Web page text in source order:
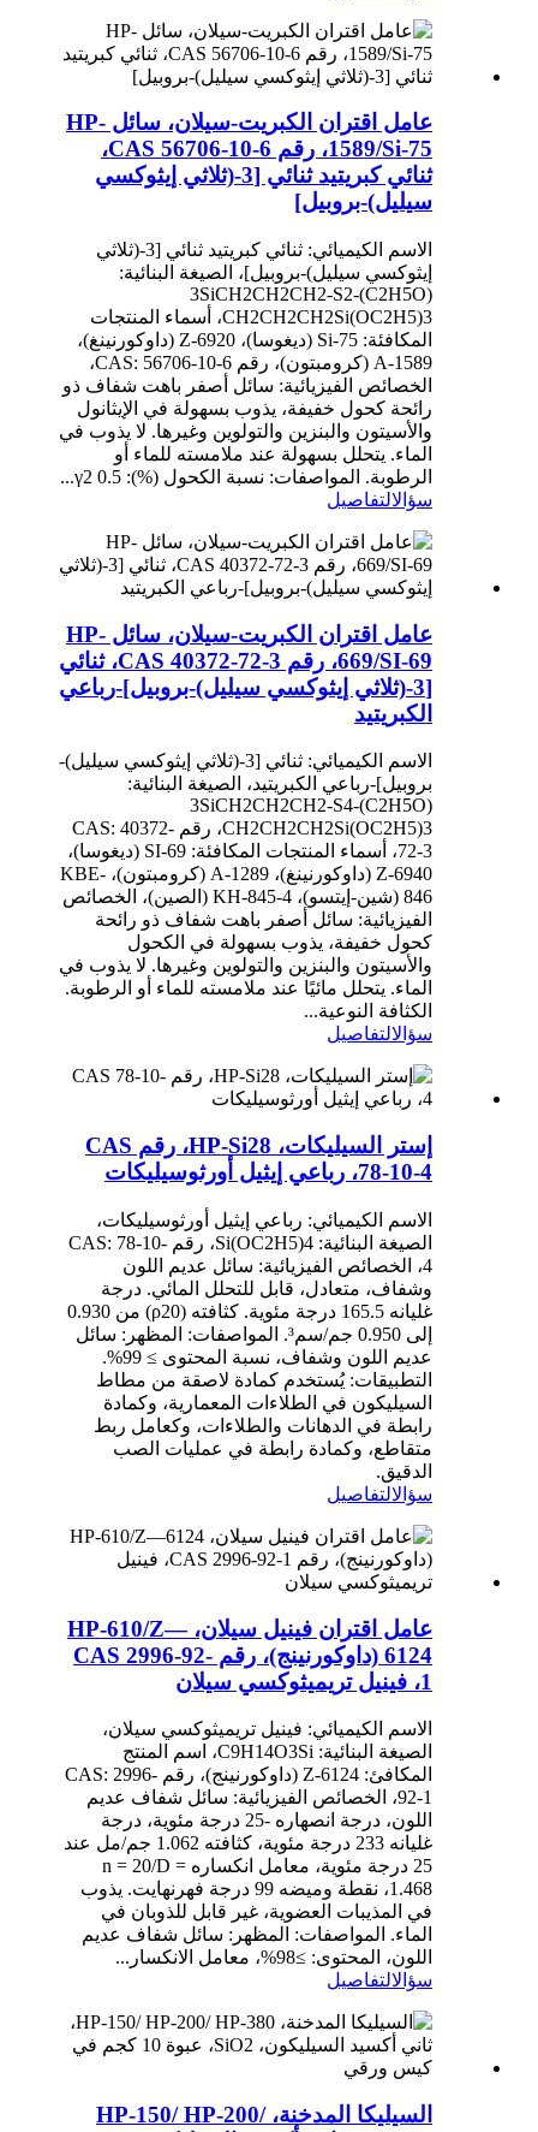
عامل اقتران الكبريت-سيلان، سائل HP-
1589/Si-75، رقم CAS 56706-10-6،
ثنائي كبريتيد ثنائي [3-(ثلاثي إيثوكسي
سيليل)-بروبيل]
الاسم الكيميائي: ثنائي كبريتيد ثنائي [3-(ثلاثي
إيثوكسي سيليل)-بروبيل]، الصيغة البنائية:
(C2H5O)3SiCH2CH2CH2-S2-
CH2CH2CH2Si(OC2H5)3، أسماء المنتجات
المكافئة: Si-75 (ديغوسا)، Z-6920 (داوكورنينغ)،
A-1589 (كرومبتون)، رقم CAS: 56706-10-6،
الخصائص الفيزيائية: سائل أصفر باهت شفاف ذو
رائحة كحول خفيفة، يذوب بسهولة في الإيثانول
والأسيتون والبنزين والتولوين وغيرها. لا يذوب في
الماء. يتحلل بسهولة عند ملامسته للماء أو
الرطوبة. المواصفات: نسبة الكحول (%): 0.5 γ2...
سؤالالتفاصيل
عامل اقتران الكبريت-سيلان، سائل HP-
669/SI-69، رقم CAS 40372-72-3، ثنائي
[3-(ثلاثي إيثوكسي سيليل)-بروبيل]-رباعي
الكبريتيد
الاسم الكيميائي: ثنائي [3-(ثلاثي إيثوكسي سيليل)-
بروبيل]-رباعي الكبريتيد، الصيغة البنائية:
(C2H5O)3SiCH2CH2CH2-S4-
CH2CH2CH2Si(OC2H5)3، رقم CAS: 40372-
72-3، أسماء المنتجات المكافئة: SI-69 (ديغوسا)،
Z-6940 (داوكورنينغ)، A-1289 (كرومبتون)، KBE-
846 (شين-إيتسو)، KH-845-4 (الصين)، الخصائص
الفيزيائية: سائل أصفر باهت شفاف ذو رائحة
كحول خفيفة، يذوب بسهولة في الكحول
والأسيتون والبنزين والتولوين وغيرها. لا يذوب في
الماء. يتحلل مائيًا عند ملامسته للماء أو الرطوبة.
الكثافة النوعية...
سؤالالتفاصيل
إستر السيليكات، HP-Si28، رقم CAS
78-10-4، رباعي إيثيل أورثوسيليكات
الاسم الكيميائي: رباعي إيثيل أورثوسيليكات،
الصيغة البنائية: Si(OC2H5)4، رقم CAS: 78-10-
4، الخصائص الفيزيائية: سائل عديم اللون
وشفاف، متعادل، قابل للتحلل المائي. درجة
غليانه 165.5 درجة مئوية. كثافته (ρ20) من 0.930
إلى 0.950 جم/سم³. المواصفات: المظهر: سائل
عديم اللون وشفاف، نسبة المحتوى ≥ 99%.
التطبيقات: يُستخدم كمادة لاصقة من مطاط
السيليكون في الطلاءات المعمارية، وكمادة
رابطة في الدهانات والطلاءات، وكعامل ربط
متقاطع، وكمادة رابطة في عمليات الصب
الدقيق.
سؤالالتفاصيل
عامل اقتران فينيل سيلان، HP-610/Z—
6124 (داوكورنينج)، رقم CAS 2996-92-
1، فينيل تريميثوكسي سيلان
الاسم الكيميائي: فينيل تريميثوكسي سيلان،
الصيغة البنائية: C9H14O3Si، اسم المنتج
المكافئ: Z-6124 (داوكورنينج)، رقم CAS: 2996-
92-1، الخصائص الفيزيائية: سائل شفاف عديم
اللون، درجة انصهاره -25 درجة مئوية، درجة
غليانه 233 درجة مئوية، كثافته 1.062 جم/مل عند
25 درجة مئوية، معامل انكساره n = 20/D =
1.468، نقطة وميضه 99 درجة فهرنهايت. يذوب
في المذيبات العضوية، غير قابل للذوبان في
الماء. المواصفات: المظهر: سائل شفاف عديم
اللون، المحتوى: ≥98%، معامل الانكسار...
سؤالالتفاصيل
السيليكا المدخنة، HP-150/ HP-200/